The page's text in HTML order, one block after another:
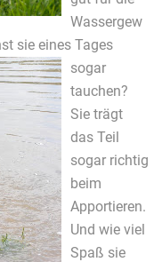
Wassergew
sie eines Tages
sogar
tauchen?
Sie trägt
das Teil
sogar richtig
beim
Apportieren.
Und wie viel
Spaß sie